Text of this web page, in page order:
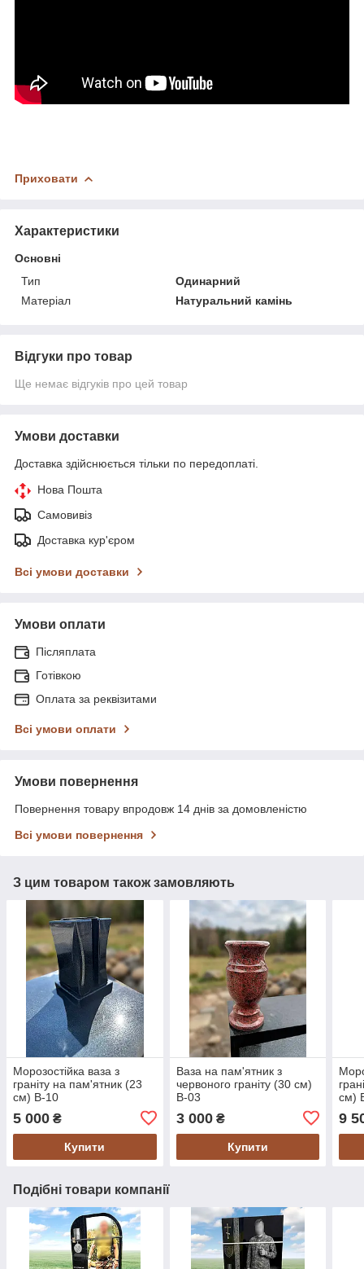
Приховати
Характеристики
Основні
Тип
Одинарний
Матеріал
Натуральний камінь
Відгуки про товар
Ще немає відгуків про цей товар
Умови доставки
Доставка здійснюється тільки по передоплаті.
Нова Пошта
Самовивіз
Доставка кур'єром
Всі умови доставки
Умови оплати
Післяплата
Готівкою
Оплата за реквізитами
Всі умови оплати
Умови повернення
Повернення товару впродовж 14 днів за домовленістю
Всі умови повернення
З цим товаром також замовляють
Морозостійка ваза з
граніту на пам'ятник (23
см) В-10
5 000 ₴
Купити
Ваза на пам'ятник з
червоного граніту (30 см)
В-03
3 000₴
Купити
см)
9
Подібні товари компанії